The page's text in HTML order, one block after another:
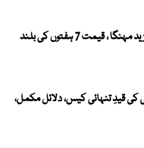
عالمی مارکیٹ میں سونا مزید مہنگا ، قیمت 7 ہفتوں کی بلند
کی قیدِ تنہائی کیس، دلائل مکمل،